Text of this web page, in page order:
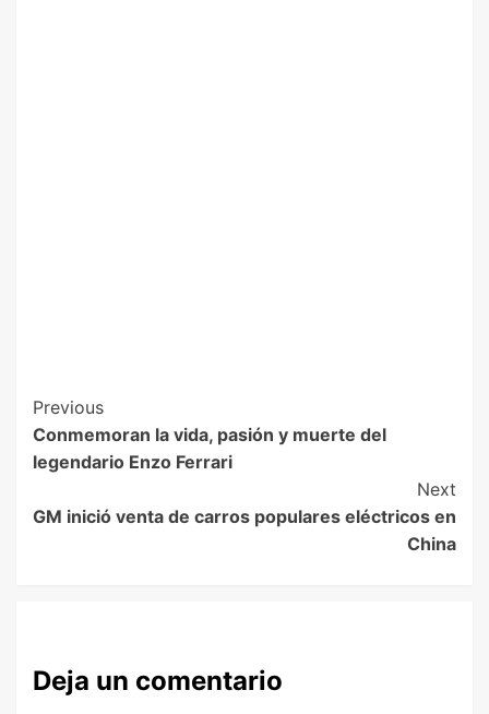
Previous
Conmemoran la vida, pasión y muerte del
legendario Enzo Ferrari
Next
GM inició venta de carros populares eléctricos en
China
Deja un comentario